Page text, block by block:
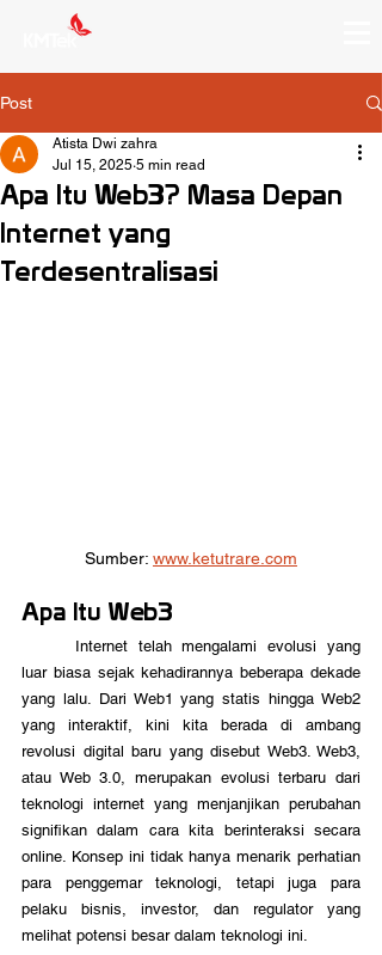
Post
Apa Itu Web3? Masa Depan
Internet yang
Terdesentralisasi
Atista Dwi zahra
Jul 15, 2025 5 min read
Sumber: www.ketutrare.com
Apa Itu Web3
luar biasa sejak kehadirannya beberapa dekade
yang lalu. Dari Web1 yang statis hingga Web2
yang interaktif, kini kita berada di ambang
revolusi digital baru yang disebut Web3. Web3,
atau Web 3.0, merupakan evolusi terbaru dari
teknologi internet yang menjanjikan perubahan
signifikan dalam cara kita berinteraksi secara
online. Konsep ini tidak hanya menarik perhatian
para penggemar teknologi, tetapi juga para
pelaku bisnis, investor, dan regulator yang
melihat potensi besar dalam teknologi ini.